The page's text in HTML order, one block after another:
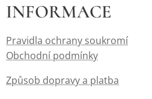
INFORMACE
Pravidla ochrany soukromí
Obchodní podmínky
Způsob dopravy a platba